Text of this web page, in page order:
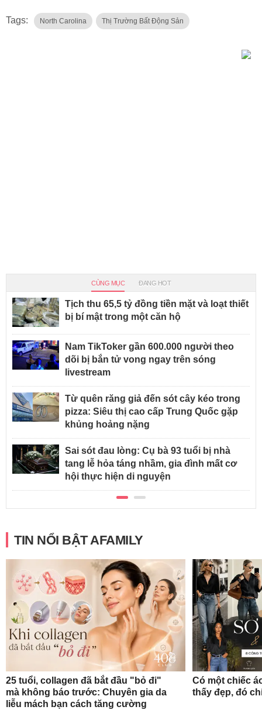
Tags: North Carolina Thị Trường Bất Động Sản
CÙNG MỤC ĐANG HOT
Tịch thu 65,5 tỷ đồng tiền mặt và loạt thiết
bị bí mật trong một căn hộ
Nam TikToker gần 600.000 người theo
dõi bị bắn tử vong ngay trên sóng
livestream
Từ quên răng giả đến sót cây kéo trong
pizza: Siêu thị cao cấp Trung Quốc gặp
khủng hoảng nặng
Sai sót đau lòng: Cụ bà 93 tuổi bị nhà
tang lễ hỏa táng nhầm, gia đình mất cơ
hội thực hiện di nguyện
TIN NỔI BẬT AFAMILY
25 tuổi, collagen đã bắt đầu "bỏ đi"
mà không báo trước: Chuyên gia da
liễu mách bạn cách tăng cường
Có một chiếc
thấy đẹp, đó